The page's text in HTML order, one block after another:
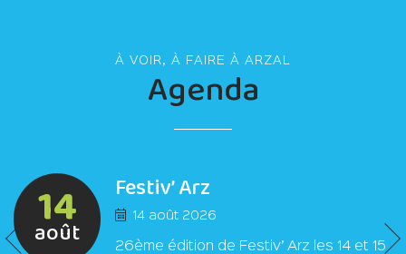
À VOIR, À FAIRE À ARZAL
Agenda
14
août
Festiv’ Arz
14 août 2026
26ème édition de Festiv’ Arz les 14 et 15